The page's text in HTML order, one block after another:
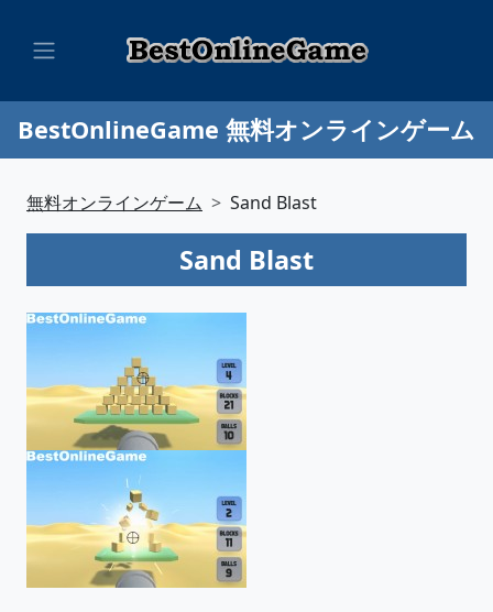
BestOnlineGame 無料オンラインゲーム
無料オンラインゲーム Sand Blast
Sand Blast